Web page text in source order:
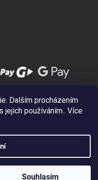
Dalším procházením
jejich používáním.. Více
Souhlasím
práva vyhrazena.